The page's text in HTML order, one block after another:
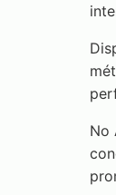
No